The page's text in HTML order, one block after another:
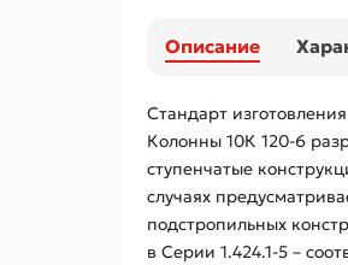
Описание
Стандарт
Колонны 10К 120-6
ступенчатые
случаях
подстропильных
в Серии 1.424.1-5 –